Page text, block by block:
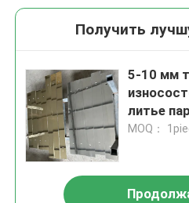
Получить
5-10 мм
литье
целевой
MOQ：